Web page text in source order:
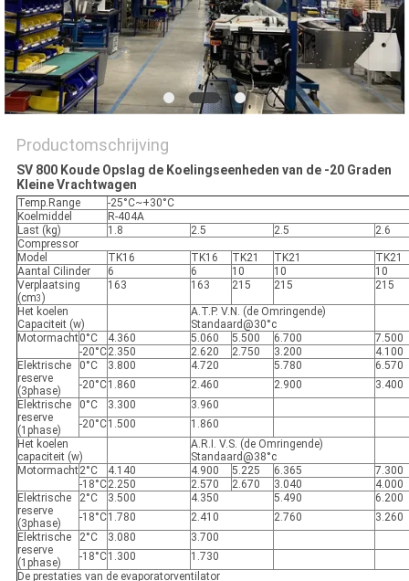
Productomschrijving
SV 800 Koude Opslag de Koelingseenheden van de -20 Graden
Kleine Vrachtwagen
Temp.Range
-25°C~+30°C
Koelmiddel
R-404A
Last (kg)
1.8 2.5 2.5
2.6
Compressor
Model
TK16 TK16 TK21 TK21
TK21
Aantal Cilinder
6 6 10 10
10
Verplaatsing
(cm3)
163 163 215 215 215
Het koelen
Capaciteit (w)
A.T.P. V.N. (de Omringende)
Standaard@30°c
Motormacht0°C 4.360 5.060 5.500 6.700
7.500
-20°C2.350 2.620 2.750 3.200
4.100
Elektrische
reserve
(3phase)
0°C 3.800 4.720 5.780
6.570
-20°C1.860 2.460 2.900
3.400
Elektrische
reserve
(1phase)
0°C 3.300
3.960
-20°C1.500
1.860
Het koelen
capaciteit (w)
A.R.I. V.S. (de Omringende)
Standaard@38°c
Motormacht2°C 4.140 4.900 5.225 6.365
7.300
-18°C2.250 2.570 2.670 3.040
4.000
Elektrische
reserve
(3phase)
2°C 3.500 4.350 5.490
6.200
-18°C1.780 2.410 2.760
3.260
Elektrische
reserve
(1phase)
2°C 3.080
3.700
-18°C1.300
1.730
De prestaties van de evaporatorventilator